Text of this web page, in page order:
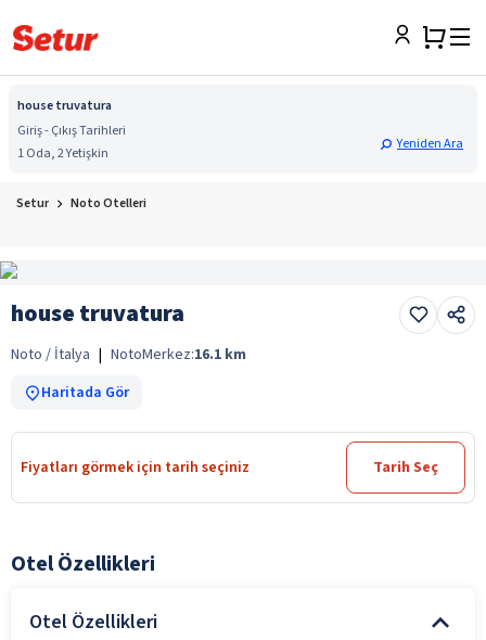
house truvatura
Giriş - Çıkış Tarihleri
1 Oda, 2 Yetişkin
Yeniden Ara
Setur Noto Otelleri
house truvatura
Noto / İtalya | NotoMerkez:16.1 km
Haritada Gör
Fiyatları görmek için tarih seçiniz Tarih Seç
Otel Özellikleri
Otel Özellikleri